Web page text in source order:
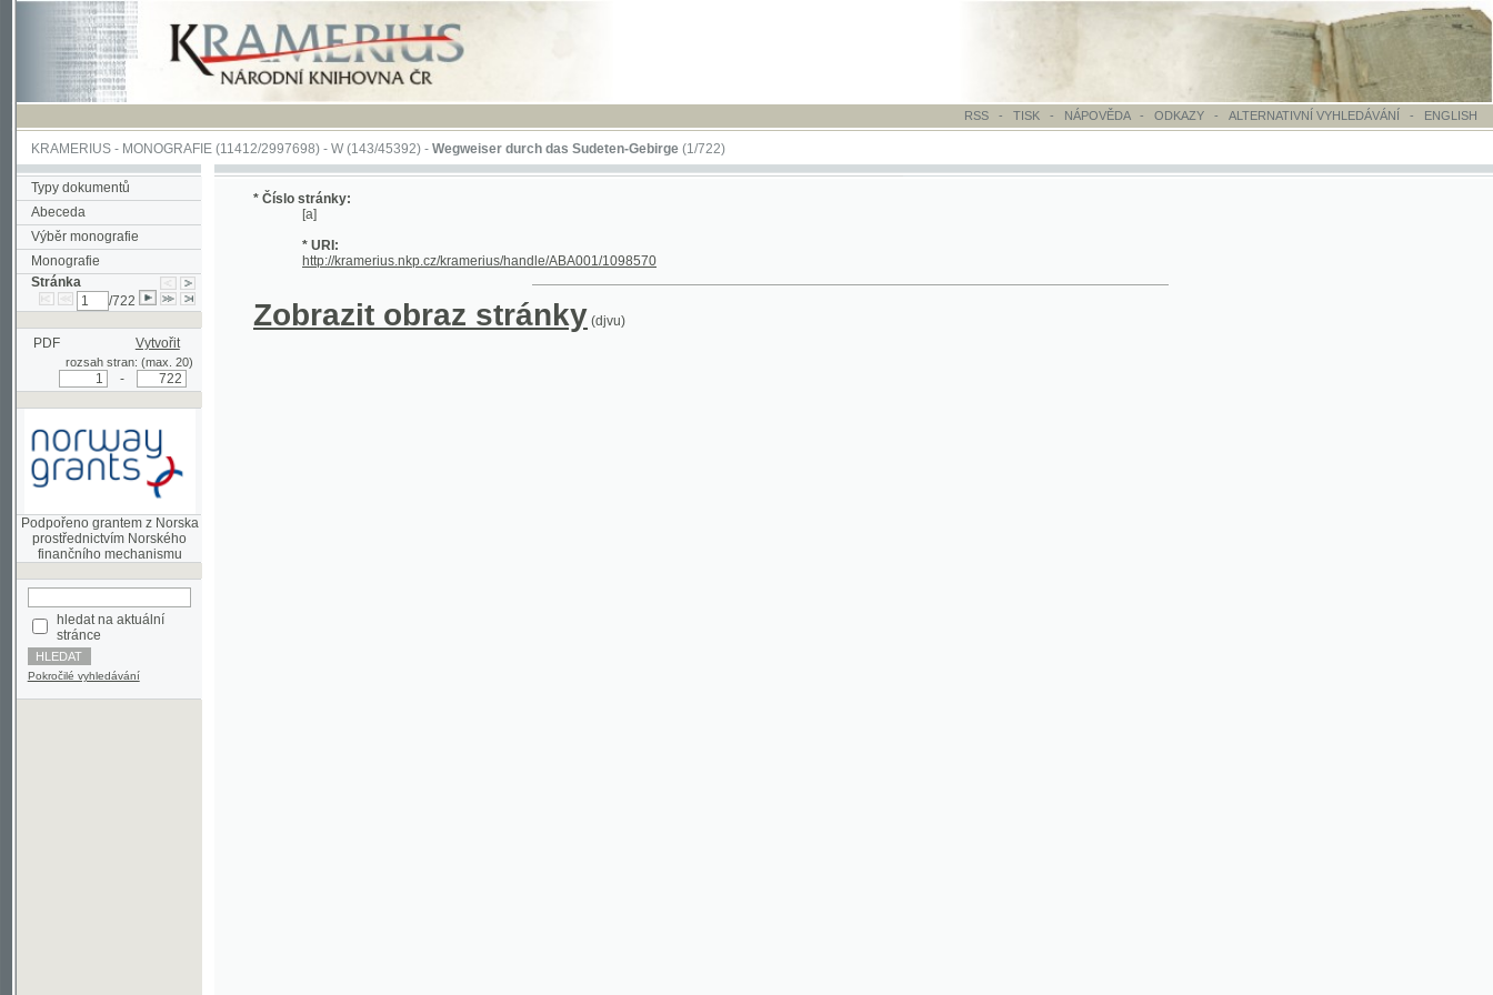
RSS - TISK-NÁPOVĚDA - ODKAZY - ALTERNATIVNÍ VYHLEDÁVÁNÍ- ENGLISH
KRAMERIUS-MONOGRAFIE(11412/2997698) -W (143/45392)-Wegweiser durch das Sudeten-Gebirge(1/722)
Typy dokumentů
Abeceda
Výběr monografie
Monografie
Stránka
/722
PDF Vytvořit
rozsah stran: (max. 20)
Podpořeno grantem z Norska
prostřednictvím Norského
hledat na aktuální
stránce
Pokročilé vyhledávání
* Číslo stránky:
[a]
* URI:
http://kramerius.nkp.cz/kramerius/handle/ABA001/1098570
Zobrazit obraz stránky